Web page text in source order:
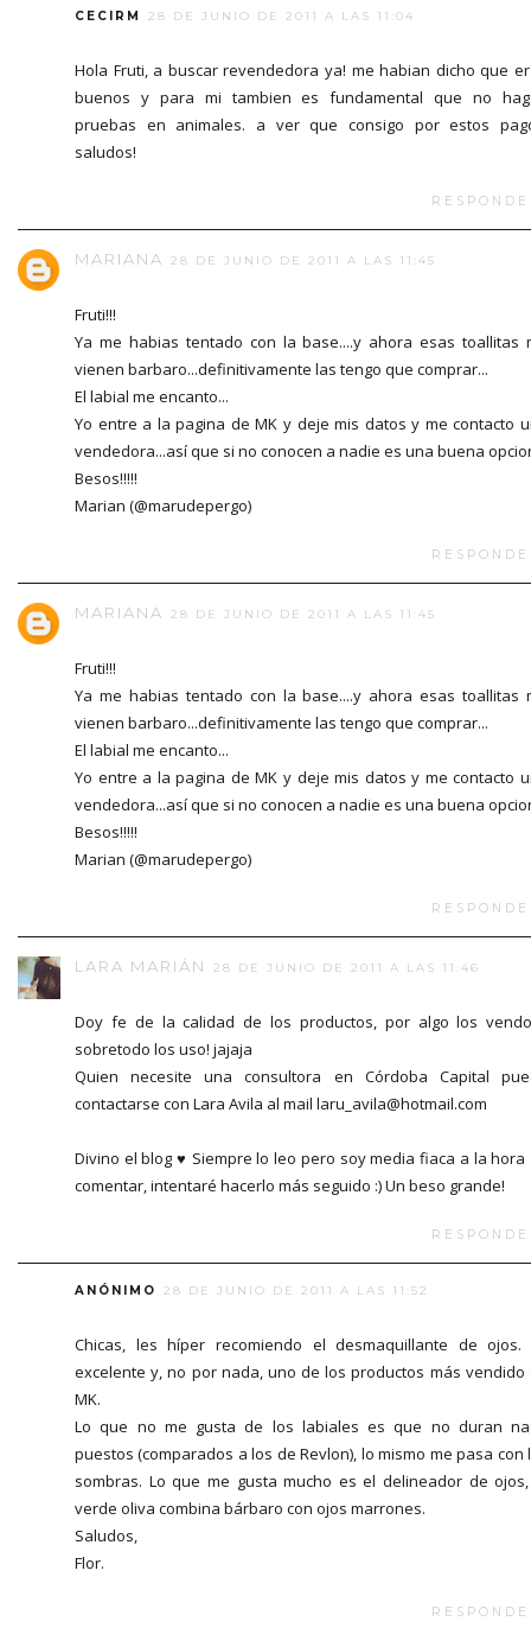
CECIRM 28 DE JUNIO DE 2011 A LAS 11:04
Hola Fruti, a buscar revendedora ya! me habian dicho que
buenos y para mi tambien es fundamental que no
pruebas en animales. a ver que consigo por estos
saludos!
MARIANA 28 DE JUNIO DE 2011 A LAS 11:45
Fruti!!!
Ya me habias tentado con la base....y ahora esas toallitas
vienen barbaro...definitivamente las tengo que comprar...
El labial me encanto...
Yo entre a la pagina de MK y deje mis datos y me contacto
vendedora...así que si no conocen a nadie es una buena
Besos!!!!!
Marian (@marudepergo)
MARIANA 28 DE JUNIO DE 2011 A LAS 11:45
Fruti!!!
Ya me habias tentado con la base....y ahora esas toallitas
vienen barbaro...definitivamente las tengo que comprar...
El labial me encanto...
Yo entre a la pagina de MK y deje mis datos y me contacto
vendedora...así que si no conocen a nadie es una buena
Besos!!!!!
Marian (@marudepergo)
LARA MARIÁN 28 DE JUNIO DE 2011 A LAS 11:46
Doy fe de la calidad de los productos, por algo los
sobretodo los uso! jajaja
Quien necesite una consultora en Córdoba Capital
contactarse con Lara Avila al mail laru_avila@hotmail.com
Divino el blog ♥ Siempre lo leo pero soy media fiaca a la hora
comentar, intentaré hacerlo más seguido :) Un beso grande!
ANÓNIMO 28 DE JUNIO DE 2011 A LAS 11:52
Chicas, les híper recomiendo el desmaquillante de ojos.
excelente y, no por nada, uno de los productos más vendido
MK.
Lo que no me gusta de los labiales es que no duran
puestos (comparados a los de Revlon), lo mismo me pasa con
sombras. Lo que me gusta mucho es el delineador de
verde oliva combina bárbaro con ojos marrones.
Saludos,
Flor.